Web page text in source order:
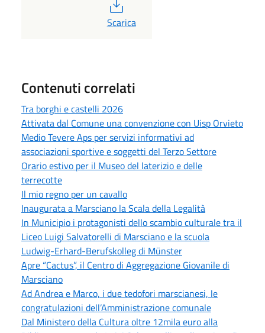
PDF
Scarica
Contenuti correlati
Tra borghi e castelli 2026
Attivata dal Comune una convenzione con Uisp Orvieto
Medio Tevere Aps per servizi informativi ad
associazioni sportive e soggetti del Terzo Settore
Orario estivo per il Museo del laterizio e delle
terrecotte
Il mio regno per un cavallo
Inaugurata a Marsciano la Scala della Legalità
In Municipio i protagonisti dello scambio culturale tra il
Liceo Luigi Salvatorelli di Marsciano e la scuola
Ludwig-Erhard-Berufskolleg di Münster
Apre “Cactus”, il Centro di Aggregazione Giovanile di
Marsciano
Ad Andrea e Marco, i due tedofori marscianesi, le
congratulazioni dell’Amministrazione comunale
Dal Ministero della Cultura oltre 12mila euro alla